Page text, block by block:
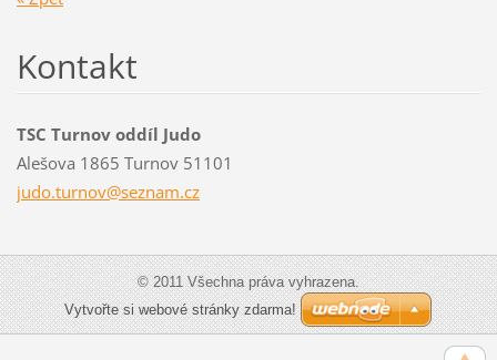
Kontakt
TSC Turnov oddíl Judo
Alešova 1865 Turnov 51101
judo.turnov@seznam.cz
© 2011 Všechna práva vyhrazena.
Vytvořte si webové stránky zdarma!